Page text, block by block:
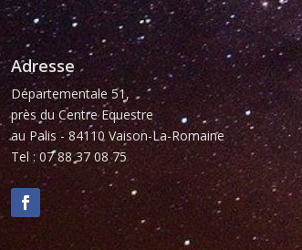
Adresse
Départementale 51,
près du Centre Equestre
au Palis - 84110 Vaison-La-Romaine
Tel : 07 88 37 08 75